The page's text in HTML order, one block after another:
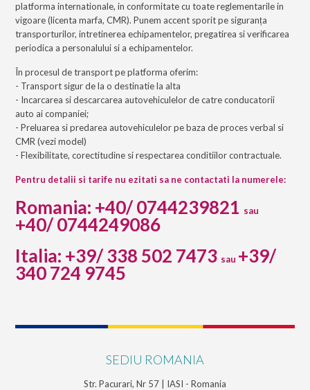
platforma internationale, in conformitate cu toate reglementarile in
vigoare (licenta marfa, CMR). Punem accent sporit pe siguranța
transporturilor, intretinerea echipamentelor, pregatirea si verificarea
periodica a personalului si a echipamentelor.
În procesul de transport pe platforma oferim:
- Transport sigur de la o destinatie la alta
- Incarcarea si descarcarea autovehiculelor de catre conducatorii
auto ai companiei;
- Preluarea si predarea autovehiculelor pe baza de proces verbal si
CMR (vezi model)
- Flexibilitate, corectitudine si respectarea conditiilor contractuale.
Pentru detalii si tarife nu ezitati sa ne contactati la numerele:
Romania: +40/ 0744239821 sau
+40/ 0744249086
Italia: +39/ 338 502 7473 sau +39/
340 724 9745
SEDIU ROMANIA
Str. Pacurari, Nr 57 | IASI - Romania